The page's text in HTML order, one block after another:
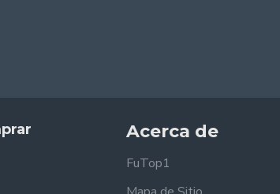
Acerca de
FuTop1